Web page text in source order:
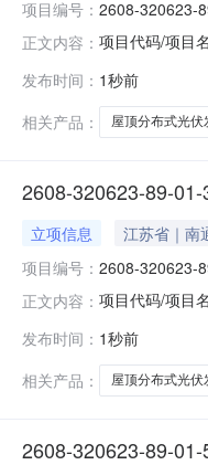
项目编号： 2608-320623-
正文内容： 项目代码/项目
发布时间： 1秒前
相关产品：
屋顶分布式光伏
2608-320623-89-
立项信息
江苏省｜南
项目编号： 2608-320623-
正文内容： 项目代码/项目
发布时间： 1秒前
相关产品：
屋顶分布式光伏
2608-320623-89-